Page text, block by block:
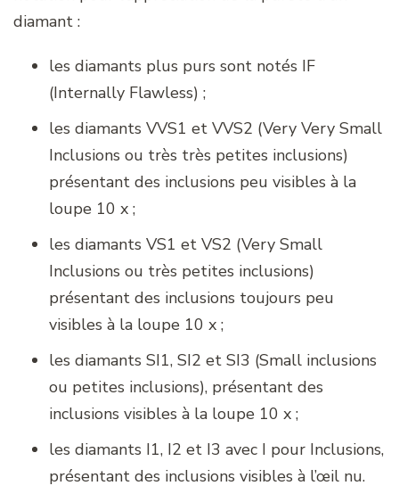
diamant :
les diamants plus purs sont notés IF
(Internally Flawless) ;
les diamants VVS1 et VVS2 (Very Very Small
Inclusions ou très très petites inclusions)
présentant des inclusions peu visibles à la
loupe 10 x ;
les diamants VS1 et VS2 (Very Small
Inclusions ou très petites inclusions)
présentant des inclusions toujours peu
visibles à la loupe 10 x ;
les diamants SI1, SI2 et SI3 (Small inclusions
ou petites inclusions), présentant des
inclusions visibles à la loupe 10 x ;
les diamants I1, I2 et I3 avec I pour Inclusions,
présentant des inclusions visibles à l’œil nu.